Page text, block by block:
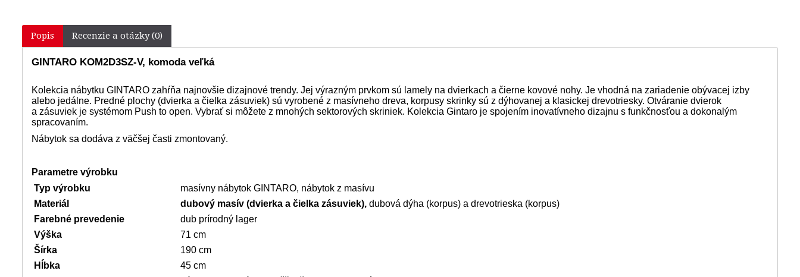
Popis Recenzie a otázky (0)
GINTARO KOM2D3SZ-V, komoda veľká
Kolekcia nábytku GINTARO zahŕňa najnovšie dizajnové trendy. Jej výrazným prvkom sú lamely na dvierkach a čierne kovové nohy. Je vhodná na zariadenie obývacej izby
alebo jedálne. Predné plochy (dvierka a čielka zásuviek) sú vyrobené z masívneho dreva, korpusy skrinky sú z dýhovanej a klasickej drevotriesky. Otváranie dvierok
a zásuviek je systémom Push to open. Vybrať si môžete z mnohých sektorových skriniek. Kolekcia Gintaro je spojením inovatívneho dizajnu s funkčnosťou a dokonalým
spracovaním.
Nábytok sa dodáva z väčšej časti zmontovaný.
Parametre výrobku
Typ výrobku
masívny nábytok GINTARO, nábytok z masívu
Materiál
dubový masív (dvierka a čielka zásuviek), dubová dýha (korpus) a drevotrieska (korpus)
Farebné prevedenie
dub prírodný lager
Výška
71 cm
Šírka
190 cm
Hĺbka
45 cm